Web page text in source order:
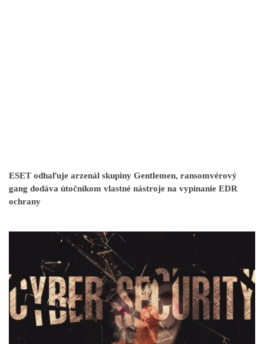
ESET odhaľuje arzenál skupiny Gentlemen, ransomvérový
gang dodáva útočníkom vlastné nástroje na vypínanie EDR
ochrany